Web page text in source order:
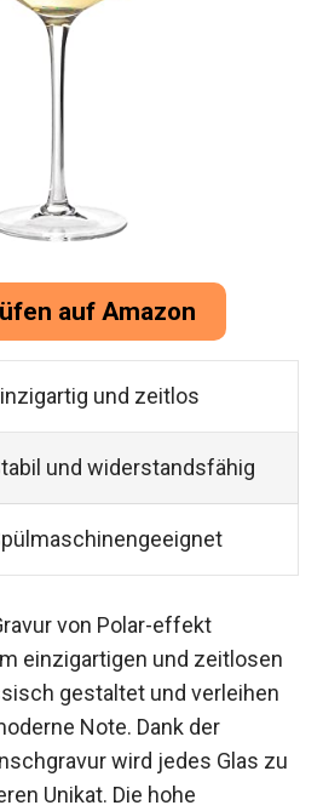
auf Amazon
und zeitlos
und widerstandsfähig
von Polar-effekt
einzigartigen und zeitlosen
gestaltet und verleihen
Note. Dank der
wird jedes Glas zu
Unikat. Die hohe